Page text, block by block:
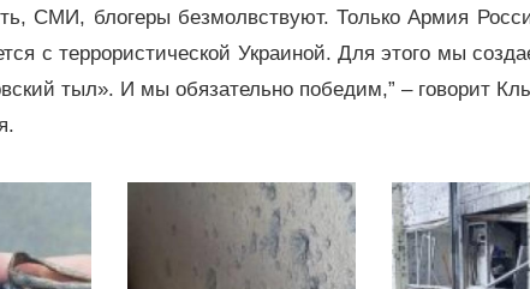
СМИ, блогеры безмолвствуют. Только Армия
с террористической Украиной. Для этого мы
тыл». И мы обязательно победим,” – говорит